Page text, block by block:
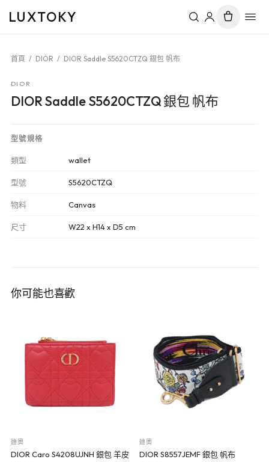
LUXTOKY
首頁 / DIOR / DIOR Saddle S5620CTZQ 銀包 帆布
DIOR
DIOR Saddle S5620CTZQ 銀包 帆布
型號規格
類型 wallet
型號 S5620CTZQ
物料 Canvas
尺寸 W22 x H14 x D5 cm
你可能也喜歡
迪奧
DIOR Caro S4208UJNH 銀包 羊皮
迪奧
DIOR S8557JEMF 銀包 帆布